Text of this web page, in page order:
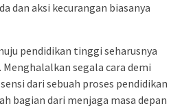
dan aksi kecurangan biasanya
pendidikan tinggi seharusnya
segala cara demi
dari sebuah proses pendidikan
bagian dari menjaga masa depan